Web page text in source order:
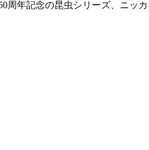
周年記念の昆虫シリーズ、ニッ